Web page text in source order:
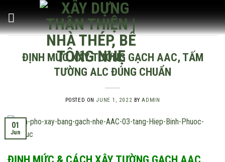
to
content
ĐỊNH MỨC XÂY TƯỜNG GẠCH AAC, TẤM
TƯỜNG ALC ĐÚNG CHUẨN
POSTED ONJUNE 1, 2022 BYADMIN
01
Jun